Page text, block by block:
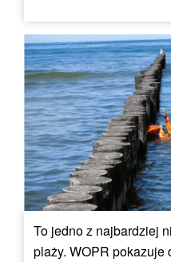
To jedno z najbardziej
plaży. WOPR pokazuje